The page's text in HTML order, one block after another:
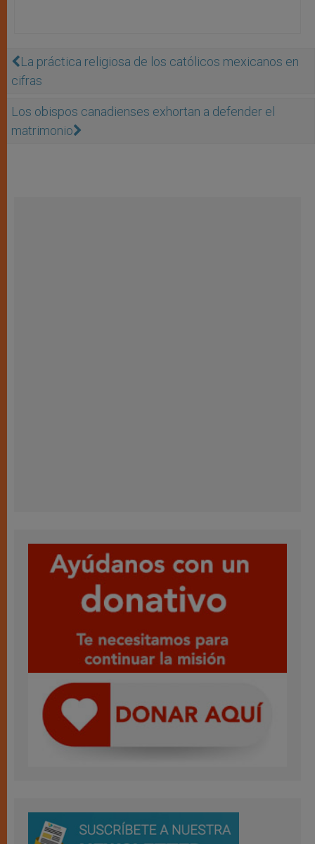
La práctica religiosa de los católicos mexicanos en
cifras
Los obispos canadienses exhortan a defender el
matrimonio